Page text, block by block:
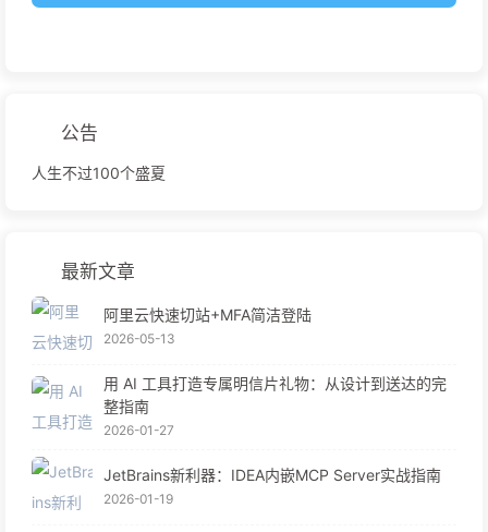
公告
人生不过100个盛夏
最新文章
阿里云快速切站+MFA简洁登陆
2026-05-13
用 AI 工具打造专属明信片礼物：从设计到送达的完
整指南
2026-01-27
JetBrains新利器：IDEA内嵌MCP Server实战指南
2026-01-19